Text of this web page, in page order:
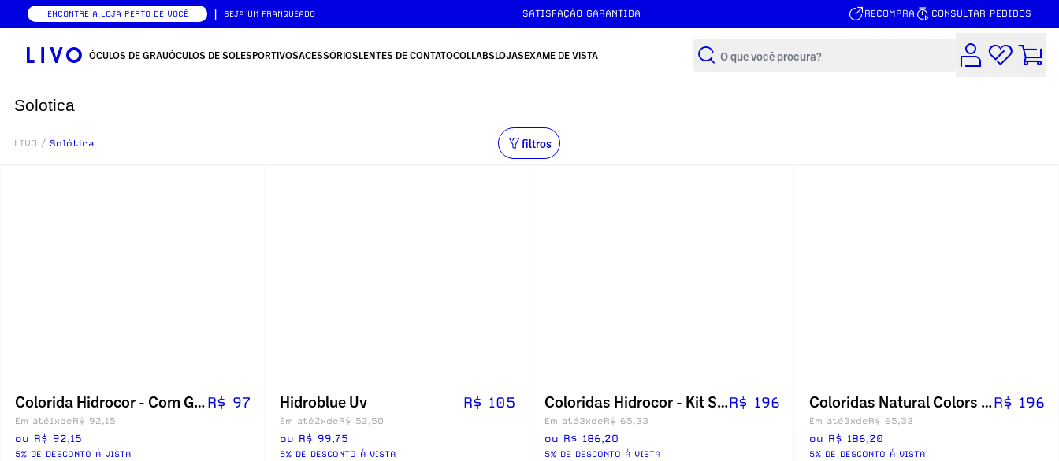
ENCONTRE A LOJA PERTO DE VOCÊ | SEJA UM FRANQUEADO SATISFAÇÃO GARANTIDA RECOMPRA CONSULTAR PEDIDOS
ÓCULOS DE GRAUÓCULOS DE SOLESPORTIVOSACESSÓRIOSLENTES DE CONTATOCOLLABSLOJASEXAME DE VISTA
Buscar
Solotica
LIVO / Solótica filtros
Colorida Hidrocor - Com Grau R$ 97
Em até1xdeR$ 92,15
ou R$ 92,15
5% DE DESCONTO Á VISTA
Hidroblue Uv R$ 105
Em até2xdeR$ 52,50
ou R$ 99,75
5% DE DESCONTO Á VISTA
Coloridas Hidrocor - Kit Sem GrauR$ 196
Em até3xdeR$ 65,33
ou R$ 186,20
5% DE DESCONTO Á VISTA
Coloridas Natural Colors - Kit Sem GrauR$ 196
Em até3xdeR$ 65,33
ou R$ 186,20
5% DE DESCONTO Á VISTA